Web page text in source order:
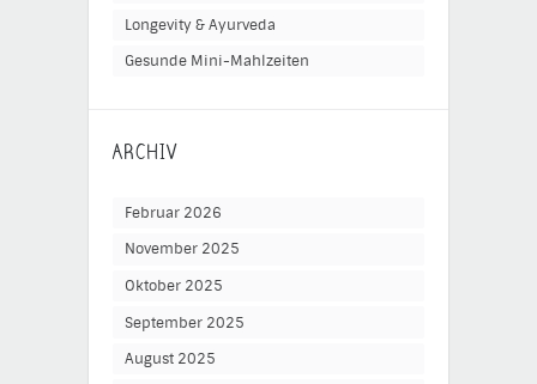
Longevity & Ayurveda
Gesunde Mini-Mahlzeiten
ARCHIV
Februar 2026
November 2025
Oktober 2025
September 2025
August 2025